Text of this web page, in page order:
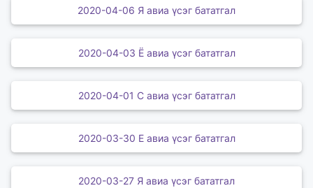
2020-04-06 Я авиа үсэг бататгал
2020-04-03 Ё авиа үсэг бататгал
2020-04-01 С авиа үсэг бататгал
2020-03-30 Е авиа үсэг бататгал
2020-03-27 Я авиа үсэг бататгал